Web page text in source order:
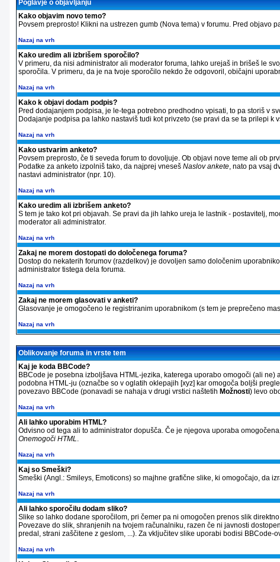
Poglavje o objavljanju
Kako objavim novo temo?
Povsem preprosto! Klikni na ustrezen gumb (Nova tema) v forumu. Pred objavo
Nazaj na vrh
Kako uredim ali izbrišem sporočilo?
V primeru, da nisi administrator ali moderator foruma, lahko urejaš in brišeš le
sporočila. V primeru, da je na tvoje sporočilo nekdo že odgovoril, običajni
Nazaj na vrh
Kako k objavi dodam podpis?
Pred dodajanjem podpisa, je le-tega potrebno predhodno vpisati, to pa storiš v
Dodajanje podpisa pa lahko nastaviš tudi kot privzeto (se pravi da se ta prilepi
Nazaj na vrh
Kako ustvarim anketo?
Povsem preprosto, če ti seveda forum to dovoljuje. Ob objavi nove teme ali ob
Podatke za anketo izpolniš tako, da najprej vneseš Naslov ankete, nato pa vsaj
nastavi administrator (npr. 10).
Nazaj na vrh
Kako uredim ali izbrišem anketo?
S tem je tako kot pri objavah. Se pravi da jih lahko ureja le lastnik - postavitelj,
moderator ali administrator.
Nazaj na vrh
Zakaj ne morem dostopati do določenega foruma?
Dostop do nekaterih forumov (razdelkov) je dovoljen samo določenim
administrator tistega dela foruma.
Nazaj na vrh
Zakaj ne morem glasovati v anketi?
Glasovanje je omogočeno le registriranim uporabnikom (s tem je preprečeno
Nazaj na vrh
Oblikovanje foruma in vrste tem
Kaj je koda BBCode?
BBCode je posebna izboljšava HTML-jezika, katerega uporabo omogoči (ali
podobna HTML-ju (označbe so v oglatih oklepajih [xyz] kar omogoča boljši
povezavo BBCode (ponavadi se nahaja v drugi vrstici naštetih Možnosti) levo
Nazaj na vrh
Ali lahko uporabim HTML?
Odvisno od tega ali to administrator dopušča. Če je njegova uporaba
Onemogoči HTML.
Nazaj na vrh
Kaj so Smeški?
Smeški (Angl.: Smileys, Emoticons) so majhne grafične slike, ki omogočajo, da
Nazaj na vrh
Ali lahko sporočilu dodam sliko?
Slike so lahko dodane sporočilom, pri čemer pa ni omogočen prenos slik
Povezave do slik, shranjenih na tvojem računalniku, razen če ni javnosti
predal, strani zaščitene z geslom, ...). Za vključitev slike uporabi bodisi
Nazaj na vrh